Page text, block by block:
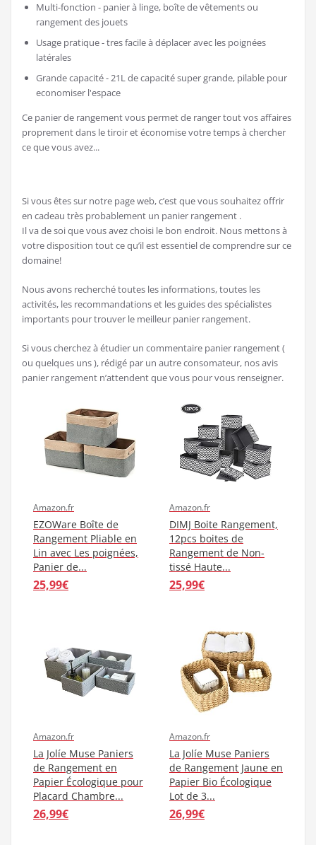
Multi-fonction - panier à linge, boîte de vêtements ou
rangement des jouets
Usage pratique - tres facile à déplacer avec les poignées
latérales
Grande capacité - 21L de capacité super grande, pilable pour
economiser l'espace
Ce panier de rangement vous permet de ranger tout vos affaires
proprement dans le tiroir et économise votre temps à chercher
ce que vous avez...
Si vous êtes sur notre page web, c’est que vous souhaitez offrir
en cadeau très probablement un panier rangement .
Il va de soi que vous avez choisi le bon endroit. Nous mettons à
votre disposition tout ce qu’il est essentiel de comprendre sur ce
domaine!
Nous avons recherché toutes les informations, toutes les
activités, les recommandations et les guides des spécialistes
importants pour trouver le meilleur panier rangement.
Si vous cherchez à étudier un commentaire panier rangement (
ou quelques uns ), rédigé par un autre consomateur, nos avis
panier rangement n’attendent que vous pour vous renseigner.
Amazon.fr
EZOWare Boîte de
Rangement Pliable en
Lin avec Les poignées,
Panier de...
25,99€
Amazon.fr
DIMJ Boite Rangement,
12pcs boites de
Rangement de Non-
tissé Haute...
25,99€
Amazon.fr
La Jolíe Muse Paniers
de Rangement en
Papier Écologique pour
Placard Chambre...
26,99€
Amazon.fr
La Jolíe Muse Paniers
de Rangement Jaune en
Papier Bio Écologique
Lot de 3...
26,99€